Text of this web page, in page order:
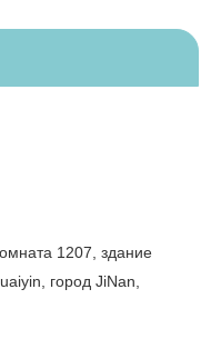
1207, здание
город JiNan,